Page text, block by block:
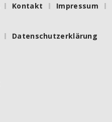
Kontakt Impressum
Datenschutzerklärung